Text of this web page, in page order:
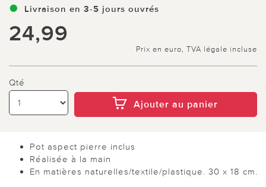
Livraison en 3-5 jours ouvrés
24,99
Prix en euro, TVA légale incluse
Qté
Ajouter au panier
Pot aspect pierre inclus
Réalisée à la main
En matières naturelles/textile/plastique. 30 x 18 cm.